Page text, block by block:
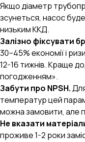
Якщо діаметр
зсунеться, насос
низьким ККД.
Залізно фіксувати
30–45% економії і
12-16 тижнів. Краще
погодженням».
Забути про NPSH.
температур цей
можна замовити, але
Не вказати
проживе 1-2 роки
AI-стратег
Промислові закупівлі,